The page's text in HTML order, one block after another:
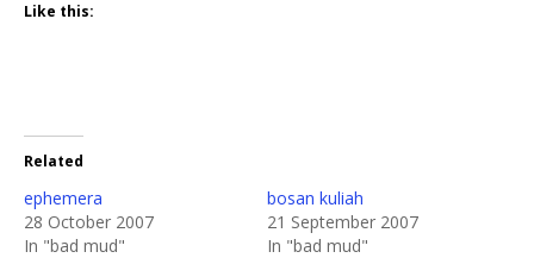
Like this:
Related
ephemera
28 October 2007
In "bad mud"
bosan kuliah
21 September 2007
In "bad mud"